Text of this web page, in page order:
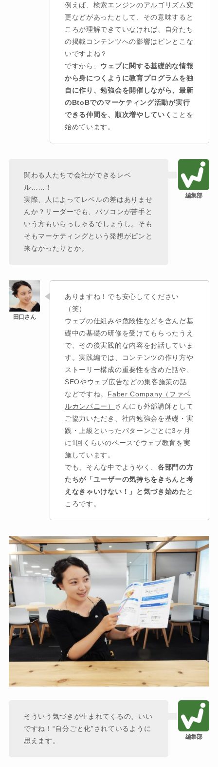
例えば、検索エンジンのアルゴリズム変
更などがあったとして、その意味すると
ころが理解できていなければ、自分たち
の掲載コンテンツへの影響はピンとこな
いですよね？
ですから、 ウェブに関する基礎的な情報
から身につくように教育プログラムを独
自に作り、勉強会を開催しながら、最新
のBtoBでのマーケティング活動が実行
できる仲間を、順次増やしていく ことを
始めています。
関わる人たちで会社ができるレベ
ル……！
実際、人によってレベルの差はありませ
んか？リーダーでも、パソコンが苦手と
いう方もいらっしゃるでしょうし。そも
そもマーケティングという発想がピンと
来なかったりとか。
ありますね！でも安心してください
（笑）
ウェブの仕組みや危険性などを含んだ基
礎中の基礎の研修を受けてもらったうえ
で、その後実践的な内容をお話していま
す。実践編では、コンテンツの作り方や
ストーリー構成の重要性を含めた話や、
SEOやウェブ広告などの集客施策の話
などですね。 Faber Company（ファベ
ルカンパニー）
さんにも外部講師として
ご協力いただき、社内勉強会を基礎・実
践・上級といったパターンごとに3ヶ月
に1回くらいのペースでウェブ教育を実
施しています。
でも、そんな中でようやく、各部門の方
たちが「ユーザーの気持ちをきちんと考
えなきゃいけない！」と気づき始めた と
ころです。
そういう気づきが生まれてくるの、いい
ですね！“自分ごと化”されているように
思えます。